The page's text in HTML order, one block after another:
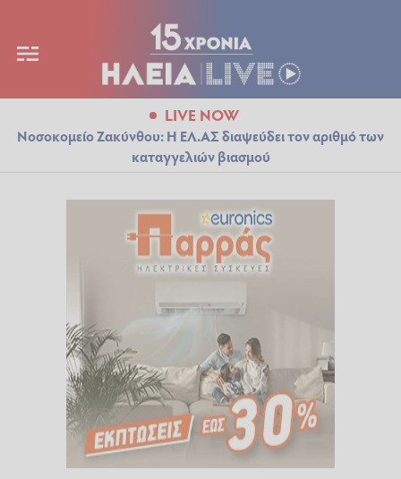
LIVE NOW
Νοσοκομείο Ζακύνθου: Η ΕΛ.ΑΣ διαψεύδει τον αριθμό των
καταγγελιών βιασμού